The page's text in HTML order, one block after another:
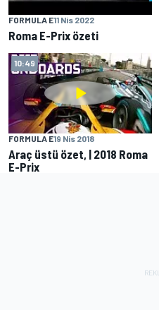
FORMULA E11 Nis 2022
Roma E-Prix özeti
10:49
FORMULA E19 Nis 2018
Araç üstü özet, | 2018 Roma
E-Prix